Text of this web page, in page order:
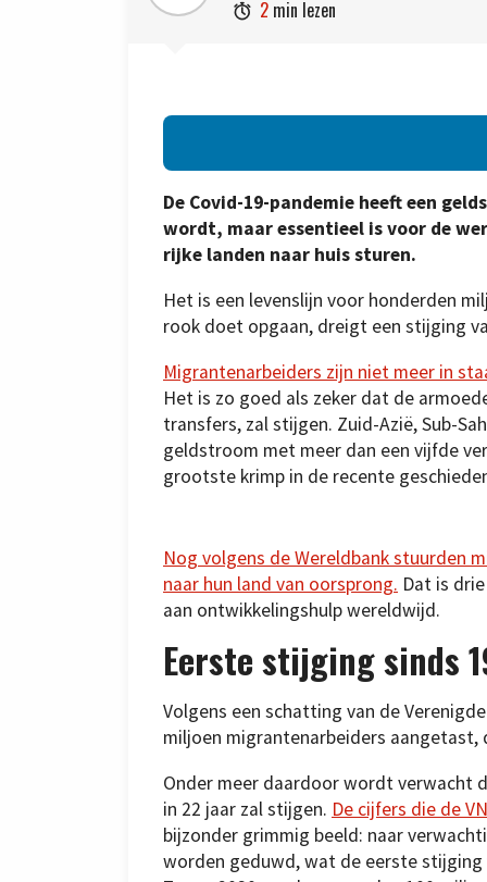
 2 min lezen
De Covid-19-pandemie heeft een
wordt, maar essentieel is voor de
rijke landen naar huis sturen.
Het is een levenslijn voor honderden
rook doet opgaan, dreigt een stijging
Migrantenarbeiders zijn niet meer in
Het is zo goed als zeker dat de
transfers, zal stijgen. Zuid-Azië, Sub-
geldstroom met meer dan een vijfde
grootste krimp in de recente
Nog volgens de Wereldbank stuurden
naar hun land van oorsprong. Dat is
aan ontwikkelingshulp wereldwijd.
Eerste stijging sinds
Volgens een schatting van de
miljoen migrantenarbeiders aangetast,
Onder meer daardoor wordt verwacht
in 22 jaar zal stijgen. De cijfers die de
bijzonder grimmig beeld: naar
worden geduwd, wat de eerste stijging